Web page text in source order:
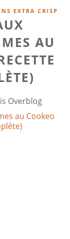
EXTRA CRISP
AU
Overblog